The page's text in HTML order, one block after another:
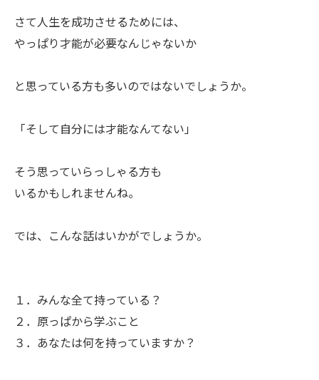
ㅤさて人生を成功させるためには、
やっぱり才能が必要なんじゃないか
ㅤと思っている方も多いのではないでしょうか。
ㅤ「そして自分には才能なんてない」
ㅤそう思っていらっしゃる方も
いるかもしれませんね。
ㅤでは、こんな話はいかがでしょうか。
１．みんな全て持っている？
２．原っぱから学ぶこと
３．あなたは何を持っていますか？